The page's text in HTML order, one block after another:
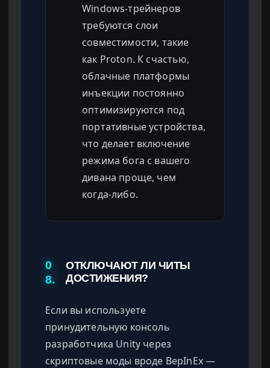
Windows-трейнеров
требуются слои
совместимости, такие
как Proton. К счастью,
облачные платформы
инъекции постоянно
оптимизируются под
портативные устройства,
что делает включение
режима бога с вашего
дивана проще, чем
когда-либо.
0
8.
ОТКЛЮЧАЮТ ЛИ ЧИТЫ
ДОСТИЖЕНИЯ?
Если вы используете
принудительную консоль
разработчика Unity через
скриптовые моды вроде BepInEx —